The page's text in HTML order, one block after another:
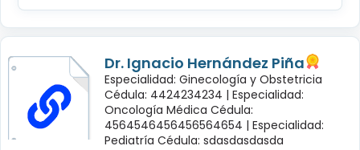
Dr. Ignacio Hernández Piña
Especialidad: Ginecología y Obstetricia
Cédula: 4424234234 | Especialidad:
Oncología Médica Cédula:
4564546456456564654 | Especialidad:
Pediatría Cédula: sdasdasdasda